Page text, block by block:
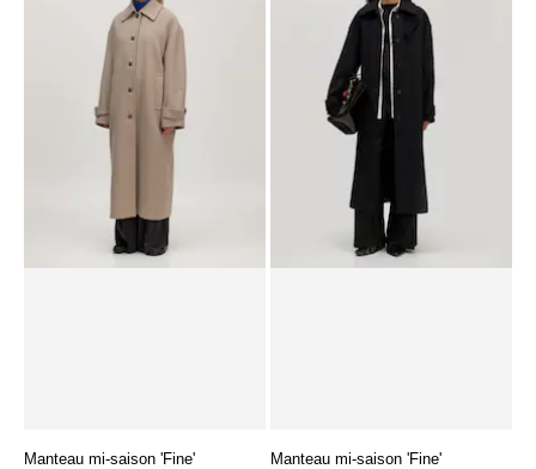
Manteau mi-saison 'Leah'
259,00 € 129,00 €
Manteau mi-saison 'Leana'
259,00 € 129,00 €
Manteau mi-saison 'Fine'
Manteau mi-saison 'Fine'